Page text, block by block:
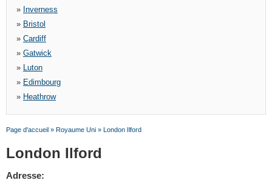
» Inverness
» Bristol
» Cardiff
» Gatwick
» Luton
» Edimbourg
» Heathrow
Page d'accueil » Royaume Uni » London Ilford
London Ilford
Adresse: